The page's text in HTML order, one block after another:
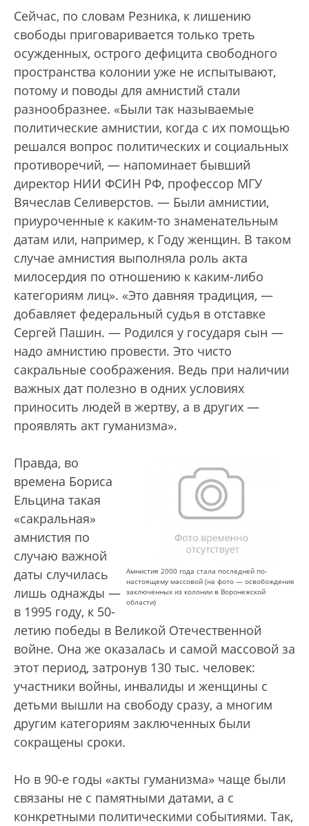
Сейчас, по словам Резника, к лишению
свободы приговаривается только треть
осужденных, острого дефицита свободного
пространства колонии уже не испытывают,
потому и поводы для амнистий стали
разнообразнее. «Были так называемые
политические амнистии, когда с их помощью
решался вопрос политических и социальных
противоречий, — напоминает бывший
директор НИИ ФСИН РФ, профессор МГУ
Вячеслав Селиверстов. — Были амнистии,
приуроченные к каким-то знаменательным
датам или, например, к Году женщин. В таком
случае амнистия выполняла роль акта
милосердия по отношению к каким-либо
категориям лиц». «Это давняя традиция, —
добавляет федеральный судья в отставке
Сергей Пашин. — Родился у государя сын —
надо амнистию провести. Это чисто
сакральные соображения. Ведь при наличии
важных дат полезно в одних условиях
приносить людей в жертву, а в других —
проявлять акт гуманизма».
Амнистия 2000 года стала последней по-
настоящему массовой (на фото — освобождение
заключенных из колонии в Воронежской
области)
Правда, во
времена Бориса
Ельцина такая
«сакральная»
амнистия по
случаю важной
даты случилась
лишь однажды —
в 1995 году, к 50-
летию победы в Великой Отечественной
войне. Она же оказалась и самой массовой за
этот период, затронув 130 тыс. человек:
участники войны, инвалиды и женщины с
детьми вышли на свободу сразу, а многим
другим категориям заключенных были
сокращены сроки.
Но в 90-е годы «акты гуманизма» чаще были
связаны не с памятными датами, а с
конкретными политическими событиями. Так,